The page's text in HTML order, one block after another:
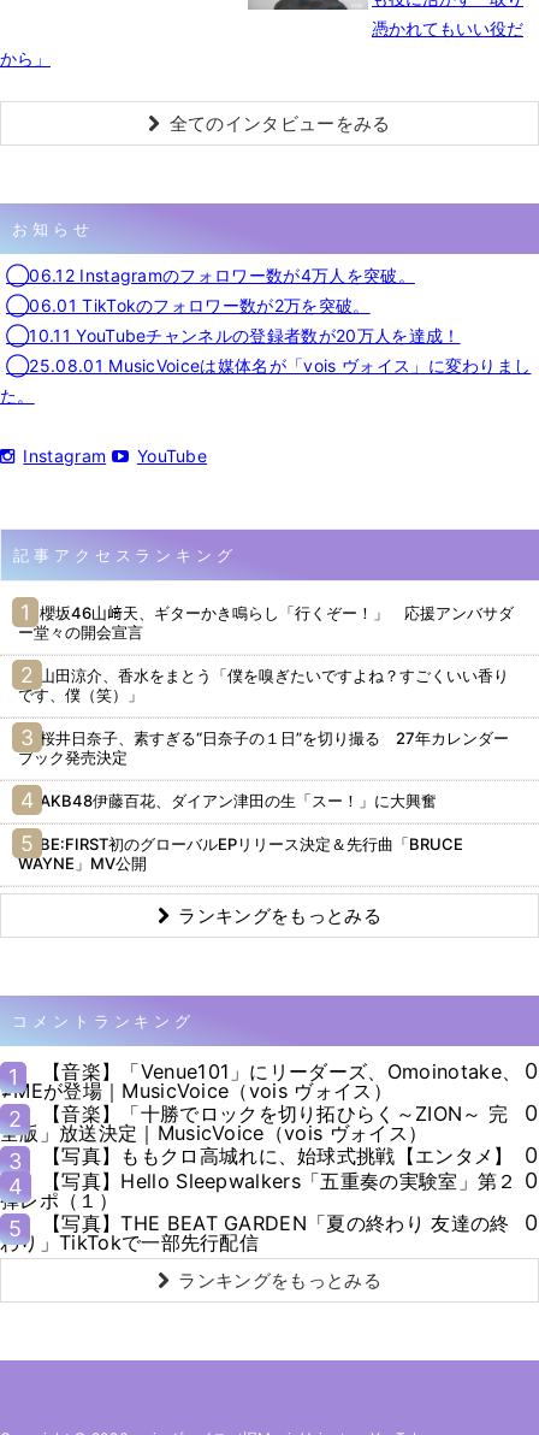
憑かれてもいい役だ
から」
全てのインタビューをみる
お知らせ
◯06.12 Instagramのフォロワー数が4万人を突破。
◯06.01 TikTokのフォロワー数が2万を突破。
◯10.11 YouTubeチャンネルの登録者数が20万人を達成！
◯25.08.01 MusicVoiceは媒体名が「vois ヴォイス」に変わりまし
た。
Instagram YouTube
記事アクセスランキング
櫻坂46山﨑天、ギターかき鳴らし「行くぞー！」 応援アンバサダ
ー堂々の開会宣言
山田涼介、香水をまとう「僕を嗅ぎたいですよね？すごくいい香り
です、僕（笑）」
桜井日奈子、素すぎる“日奈子の１日”を切り撮る 27年カレンダー
ブック発売決定
AKB48伊藤百花、ダイアン津田の生「スー！」に大興奮
BE:FIRST初のグローバルEPリリース決定＆先行曲「BRUCE
WAYNE」MV公開
ランキングをもっとみる
コメントランキング
1
【音楽】「Venue101」にリーダーズ、Omoinotake、
≠MEが登場｜MusicVoice（vois ヴォイス）
0
2
【音楽】「十勝でロックを切り拓ひらく～ZION～ 完
全版」放送決定｜MusicVoice（vois ヴォイス）
0
3
【写真】ももクロ高城れに、始球式挑戦【エンタメ】
0
4
【写真】Hello Sleepwalkers「五重奏の実験室」第２
弾レポ（１）
0
5
【写真】THE BEAT GARDEN「夏の終わり 友達の終
わり」TikTokで一部先行配信
0
ランキングをもっとみる